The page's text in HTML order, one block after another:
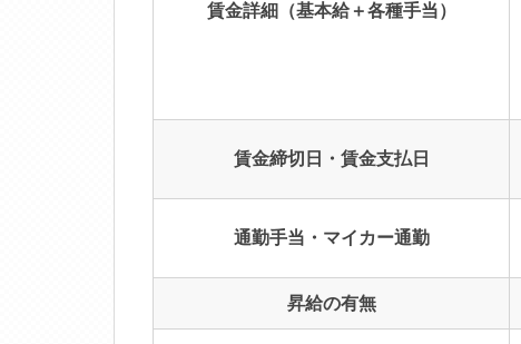
賃金詳細（基本給＋各種手当）
賃金締切日・賃金支払日
通勤手当・マイカー通勤
昇給の有無